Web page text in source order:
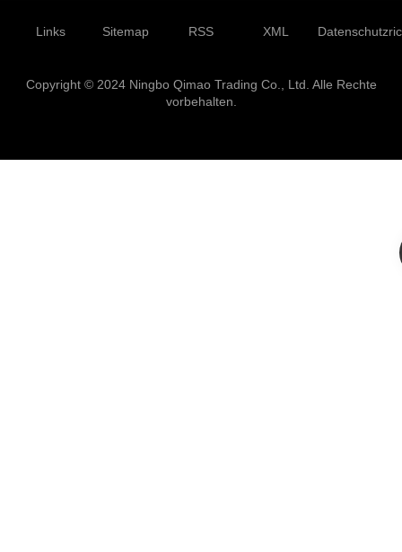
Links Sitemap RSS XML
Copyright © 2024 Ningbo Qimao Trading Co., Ltd. Alle Rechte
vorbehalten.